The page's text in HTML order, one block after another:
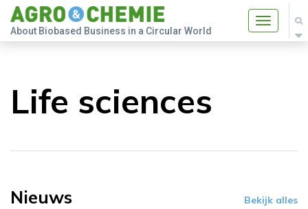
Toggle
About Biobased Business in a Circular World
Life sciences
Nieuws Bekijk alles